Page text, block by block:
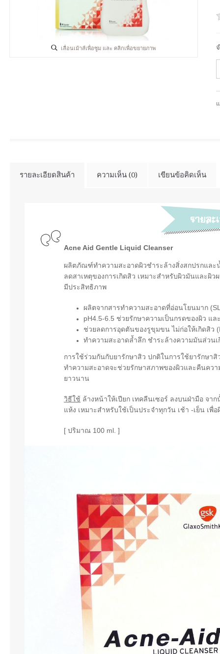
เลื่อนเม้าส์เพื่อซูม และ คลิกเพื่อขยายภาพ
รายละเอียดสินค้า ความเห็น (0) เขียนข้อคิดเห็น
Acne Aid Gentle Liquid Cleanser
ผลิตภัณฑ์ทำความสะอาดผิวชำระล้างสิ่งสกปรกและ
ลดสาเหตุของการเกิดสิว เหมาะสำหรับผิวมันและผิ
มีประสิทธิภาพ
ผลิตจากสารทำความสะอาดที่อ่อนโยนมาก
pH4.5-6.5 ช่วยรักษาความเป็นกรดของผิว แ
ช่วยลดการอุดตันของรูขุมขน ไม่ก่อให้เกิดสิว
ทำความสะอาดล้ำลึก ชำระล้างความมันส่วน
การใช้ร่วมกันกับยารักษาสิว ปกติในการใช้ยารักษา
ทำความสะอาดจะช่วยรักษาสภาพของผิวและคืนค
ยาวนาน
วิธีใช้ ล้างหน้าให้เปียก เทคลีนเซอร์ ลงบนฝ่ามือ จ
แห้ง เหมาะสำหรับใช้เป็นประจำทุกวัน เช้า -เย็น เ
[ ปริมาณ 100 ml. ]